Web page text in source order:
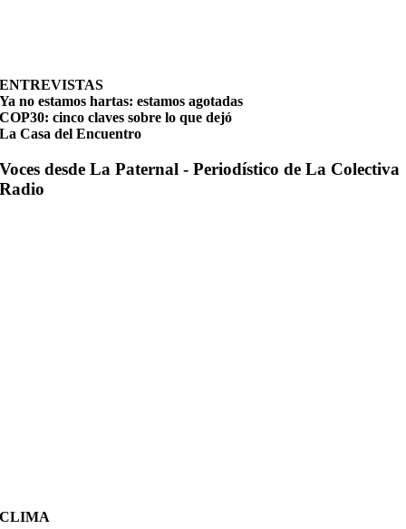
ENTREVISTAS
Ya no estamos hartas: estamos agotadas
COP30: cinco claves sobre lo que dejó
La Casa del Encuentro
Voces desde La Paternal - Periodístico de La Colectiva
Radio
CLIMA